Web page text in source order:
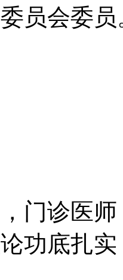
员会委员
门诊医
功底扎实